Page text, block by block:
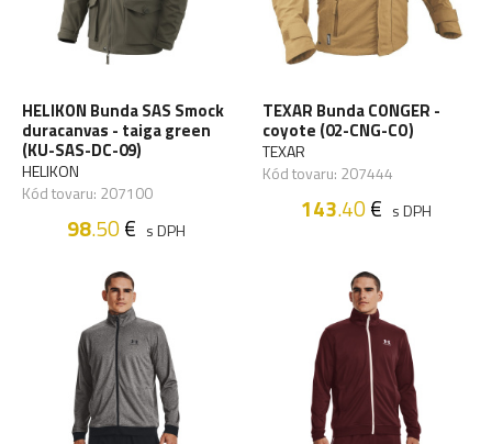
HELIKON Bunda SAS Smock
duracanvas - taiga green
(KU-SAS-DC-09)
HELIKON
Kód tovaru: 207100
98.50€ s DPH
TEXAR Bunda CONGER -
coyote (02-CNG-CO)
TEXAR
Kód tovaru: 207444
143.40€ s DPH